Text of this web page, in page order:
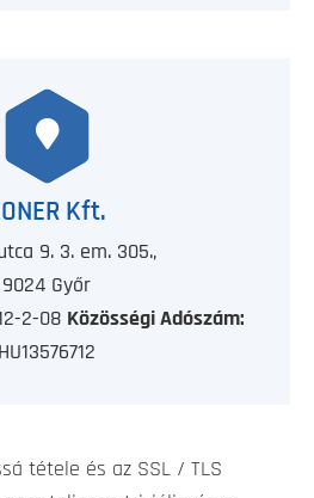
Kft.
9. 3. em. 305.,
9024 Győr
2-08 Közösségi Adószám:
HU13576712
tétele és az SSL / TLS